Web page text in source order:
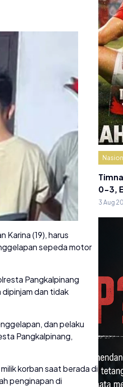
Karina (19), harus
sepeda motor
Pangkalpinang
dan tidak
dan pelaku
Pangkalpinang,
korban saat berada di
penginapan di
0-3,
3 Aug